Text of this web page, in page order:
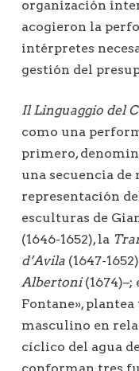
organización
acogieron la
intérpretes
gestión del
Il Linguaggio del
como una
primero,
una secuencia
representación
esculturas de
(1646-1652), la
d’Avila (1647-
Albertoni(1674)–;
Fontane»,
masculino en
cíclico del agua